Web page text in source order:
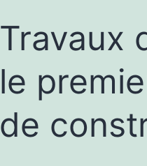
Travaux
le
de